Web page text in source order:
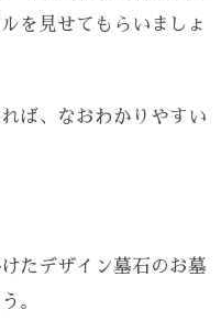
を見せてもらいましょ
ば、なおわかりやすい
たデザイン墓石のお墓
。